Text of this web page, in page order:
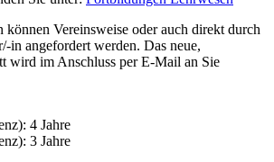
können Vereinsweise oder auch direkt durch
in angefordert werden. Das neue,
wird im Anschluss per E-Mail an Sie
4 Jahre
3 Jahre